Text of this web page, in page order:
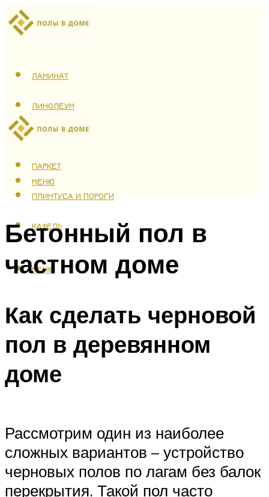
ЛАМИНАТ
ЛИНОЛЕУМ
ТЕПЛЫЙ ПОЛ
ПАРКЕТ
ПЛИНТУСА И ПОРОГИ
КАФЕЛЬ
МЕНЮ
МЕНЮ
Бетонный пол в
частном доме
Как сделать черновой
пол в деревянном
доме
Рассмотрим один из наиболее
сложных вариантов – устройство
черновых полов по лагам без балок
перекрытия. Такой пол часто